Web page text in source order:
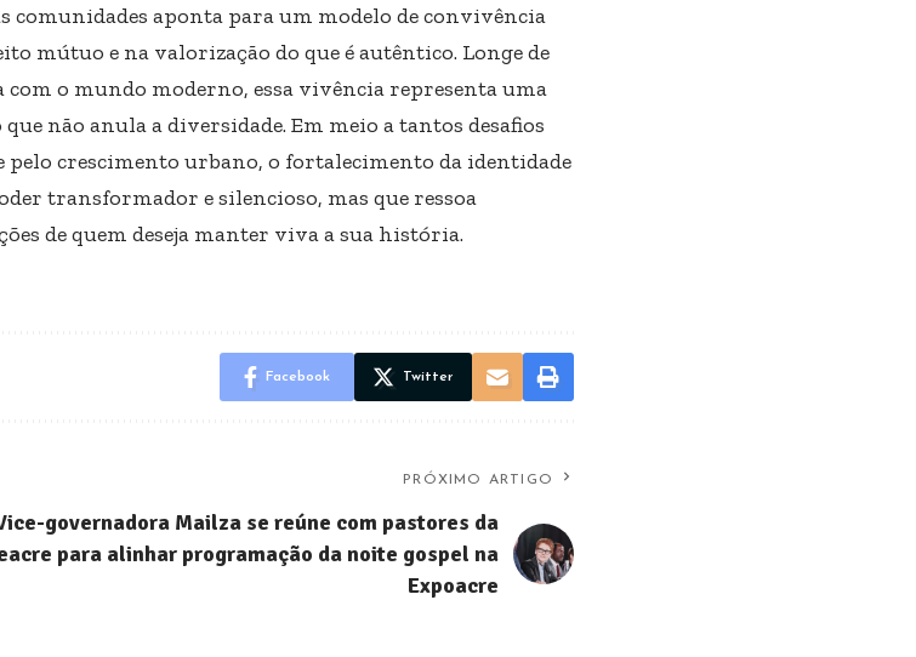
comunidades aponta para um modelo de convivência
mútuo e na valorização do que é autêntico. Longe de
o mundo moderno, essa vivência representa uma
não anula a diversidade. Em meio a tantos desafios
pelo crescimento urbano, o fortalecimento da identidade
transformador e silencioso, mas que ressoa
de quem deseja manter viva a sua história.
Facebook Twitter
PRÓXIMO ARTIGO
governadora Mailza se reúne com pastores da
para alinhar programação da noite gospel na
Expoacre